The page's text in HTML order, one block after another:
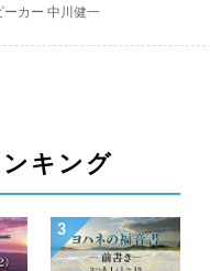
ーカー 中川健一
キング
3